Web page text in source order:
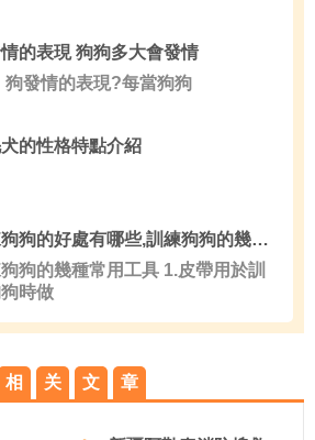
的表現 狗狗多大會發情
情的表現?每當狗狗
的性格特點介紹
訓練狗狗的好處有哪些,訓練狗狗的幾種常用工具
狗的幾種常用工具 1.皮帶用於訓
時做
相 关 文 章